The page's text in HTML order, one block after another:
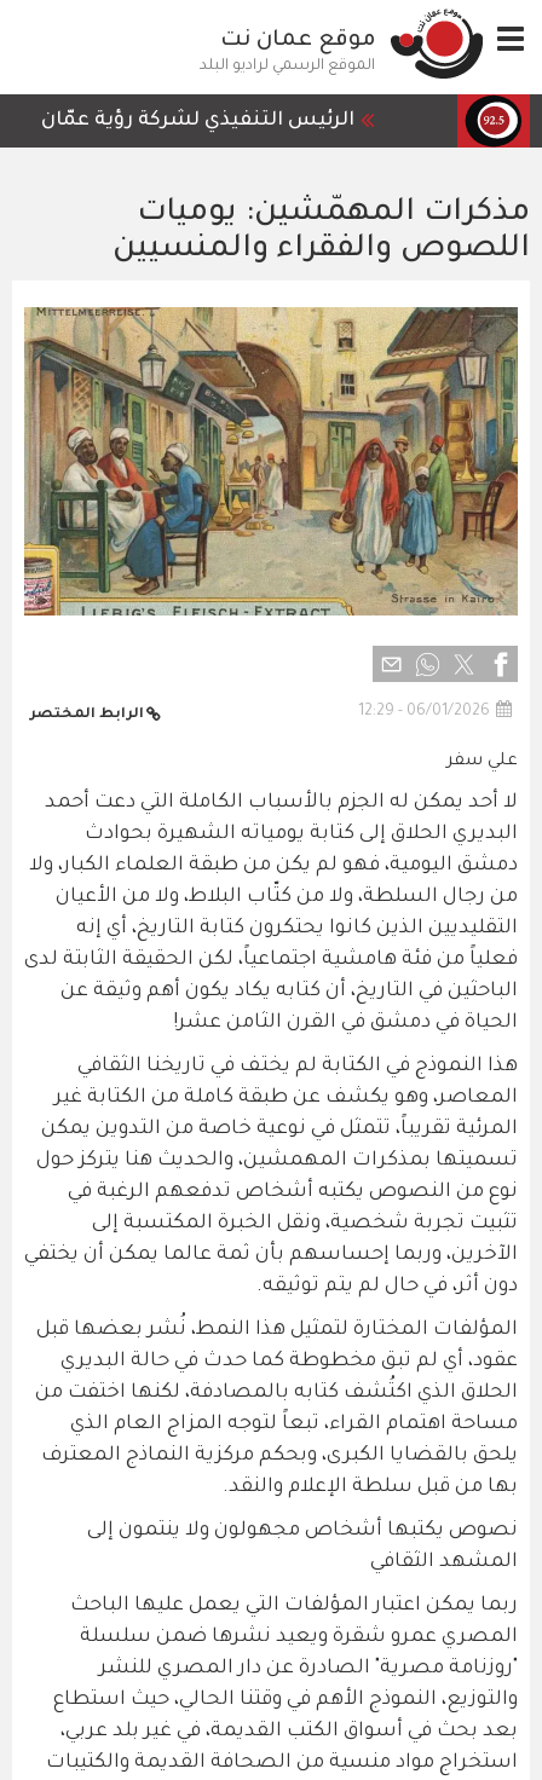
إلى
المحتوى
الرئيسي
Toggle
navigation
موقع عمان نت
الموقع الرسمي لراديو البلد
الرئيس التنفيذي لشركة رؤية عمّان
وزارة الأشغال العامة والإسكان
جيش الاحتلال الإسرائيلي يعلن
يتراجع الخميس، تأثير الكتلة
مذكرات المهمّشين: يوميات
اللصوص والفقراء والمنسيين
06/01/2026 - 12:29 الرابط المختصر
علي سفر
لا أحد يمكن له الجزم بالأسباب الكاملة التي دعت أحمد
البديري الحلاق إلى كتابة يومياته الشهيرة بحوادث
دمشق اليومية، فهو لم يكن من طبقة العلماء الكبار، ولا
من رجال السلطة، ولا من كتّاب البلاط، ولا من الأعيان
التقليديين الذين كانوا يحتكرون كتابة التاريخ، أي إنه
فعلياً من فئة هامشية اجتماعياً، لكن الحقيقة الثابتة لدى
الباحثين في التاريخ، أن كتابه يكاد يكون أهم وثيقة عن
الحياة في دمشق في القرن الثامن عشر!
هذا النموذج في الكتابة لم يختف في تاريخنا الثقافي
المعاصر، وهو يكشف عن طبقة كاملة من الكتابة غير
المرئية تقريباً، تتمثل في نوعية خاصة من التدوين يمكن
تسميتها بمذكرات المهمشين، والحديث هنا يتركز حول
نوع من النصوص يكتبه أشخاص تدفعهم الرغبة في
تثبيت تجربة شخصية، ونقل الخبرة المكتسبة إلى
الآخرين، وربما إحساسهم بأن ثمة عالما يمكن أن يختفي
دون أثر، في حال لم يتم توثيقه.
المؤلفات المختارة لتمثيل هذا النمط، نُشر بعضها قبل
عقود، أي لم تبق مخطوطة كما حدث في حالة البديري
الحلاق الذي اكتُشف كتابه بالمصادفة، لكنها اختفت من
مساحة اهتمام القراء، تبعاً لتوجه المزاج العام الذي
يلحق بالقضايا الكبرى، وبحكم مركزية النماذج المعترف
بها من قبل سلطة الإعلام والنقد.
نصوص يكتبها أشخاص مجهولون ولا ينتمون إلى
المشهد الثقافي
ربما يمكن اعتبار المؤلفات التي يعمل عليها الباحث
المصري عمرو شقرة ويعيد نشرها ضمن سلسلة
"روزنامة مصرية" الصادرة عن دار المصري للنشر
والتوزيع، النموذج الأهم في وقتنا الحالي، حيث استطاع
بعد بحث في أسواق الكتب القديمة، في غير بلد عربي،
استخراج مواد منسية من الصحافة القديمة والكتيبات